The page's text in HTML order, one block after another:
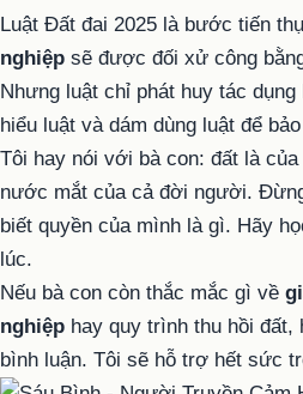
Luật Đất đai 2025 là bước tiến
nghiệp sẽ được đối xử công
Nhưng luật chỉ phát huy tác
hiểu luật và dám dùng luật để
Tôi hay nói với bà con: đất là
nước mắt của cả đời người.
biết quyền của mình là gì. Hãy
lúc.
Nếu bà con còn thắc mắc gì về
nghiệp hay quy trình thu hồi đất,
bình luận. Tôi sẽ hỗ trợ hết sức